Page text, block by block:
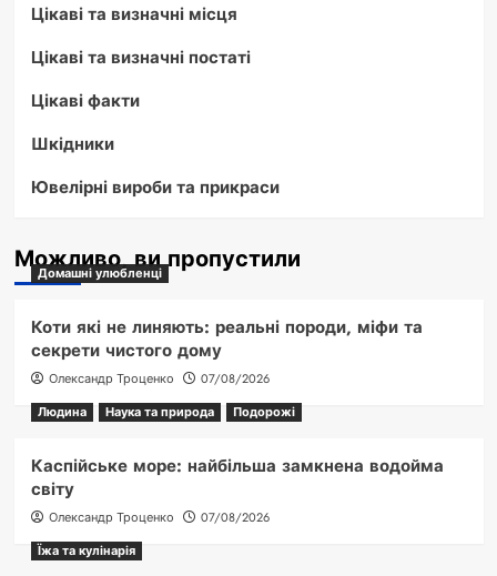
Цікаві та визначні місця
Цікаві та визначні постаті
Цікаві факти
Шкідники
Ювелірні вироби та прикраси
Можливо, ви пропустили
Домашні улюбленці
Коти які не линяють: реальні породи, міфи та
секрети чистого дому
Олександр Троценко
07/08/2026
Людина
Наука та природа Подорожі
Каспійське море: найбільша замкнена водойма
світу
Олександр Троценко
07/08/2026
Їжа та кулінарія